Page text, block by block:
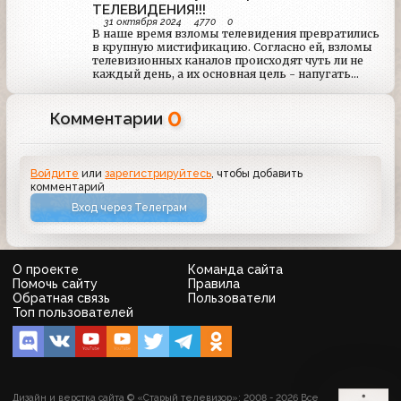
ТЕЛЕВИДЕНИЯ!!!
31 октября 2024 4770 0
В наше время взломы телевидения превратились
в крупную мистификацию. Согласно ей, взломы
телевизионных каналов происходят чуть ли не
каждый день, а их основная цель - напугать
совершенно другие целы. Зачастую это
причинение вреда, бунт или просто творческий
перфоманс. Об этом мы и поговорим в эту ночь -
Комментарии 0
Войдите илизарегистрируйтесь, чтобы добавить
комментарий
Вход через Телеграм
О проекте
Команда сайта
Помочь сайту
Правила
Обратная связь
Пользователи
Топ пользователей
Дизайн и верстка сайта © «Старый телевизор»; 2008 - 2026 Все